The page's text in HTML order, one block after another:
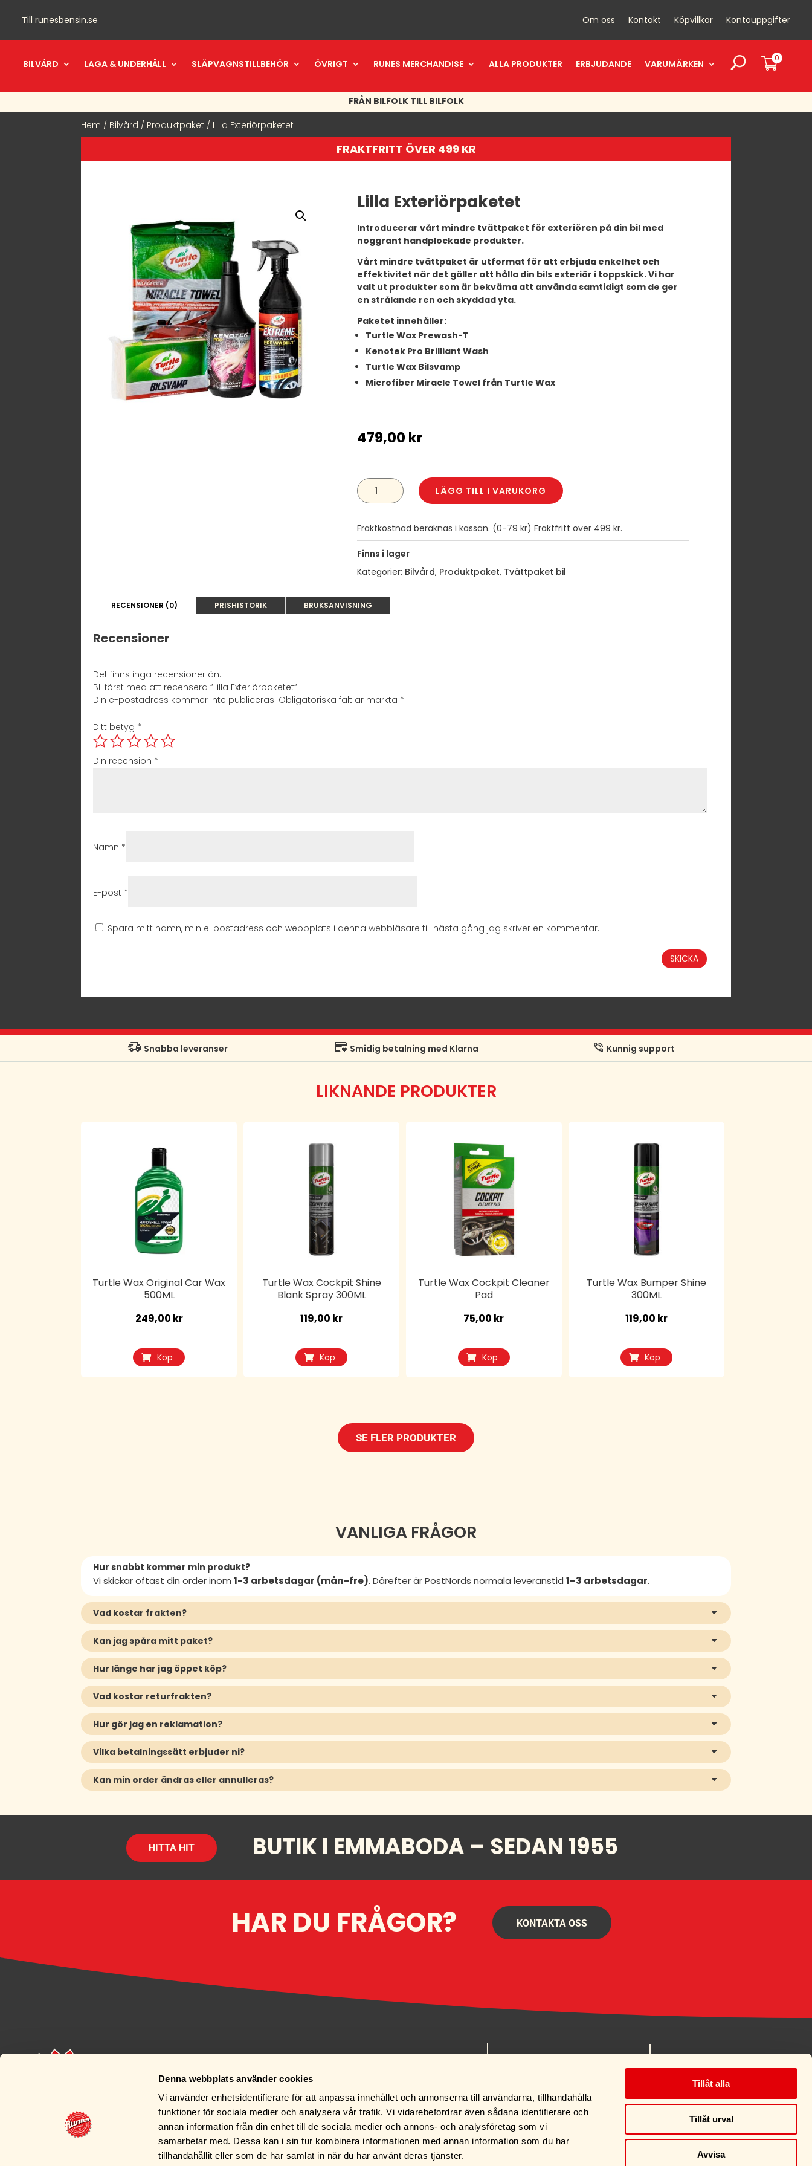
Denna webbplats använder cookies
Vi använder enhetsidentifierare för att anpassa innehållet och annonserna till användarna, tillhandahålla
funktioner för sociala medier och analysera vår trafik. Vi vidarebefordrar även sådana identifierare och
annan information från din enhet till de sociala medier och annons- och analysföretag som vi
samarbetar med. Dessa kan i sin tur kombinera informationen med annan information som du har
tillhandahållit eller som de har samlat in när du har använt deras tjänster.
Tillåt alla
Tillåt urval
Avvisa
Till runesbensin.se Om oss Kontakt Köpvillkor Kontouppgifter
BILVÅRD LAGA & UNDERHÅLL SLÄPVAGNSTILLBEHÖR ÖVRIGT RUNES MERCHANDISE ALLA PRODUKTER ERBJUDANDE VARUMÄRKEN
0
FRÅN BILFOLK TILL BILFOLK
Hem / Bilvård / Produktpaket / Lilla Exteriörpaketet
FRAKTFRITT ÖVER 499 KR
Lilla Exteriörpaketet
Introducerar vårt mindre tvättpaket för exteriören på din bil med
noggrant handplockade produkter.
Vårt mindre tvättpaket är utformat för att erbjuda enkelhet och
effektivitet när det gäller att hålla din bils exteriör i toppskick. Vi har
valt ut produkter som är bekväma att använda samtidigt som de ger
en strålande ren och skyddad yta.
Paketet innehåller:
Turtle Wax Prewash-T
Kenotek Pro Brilliant Wash
Turtle Wax Bilsvamp
Microfiber Miracle Towel från Turtle Wax
479,00 kr
LILLA
EXTERIÖRPAKETET
MÄNGD
LÄGG TILL I VARUKORG
Fraktkostnad beräknas i kassan. (0-79 kr) Fraktfritt över 499 kr.
Finns i lager
Kategorier: Bilvård, Produktpaket, Tvättpaket bil
RECENSIONER (0) PRISHISTORIK BRUKSANVISNING
Recensioner
Det finns inga recensioner än.
Bli först med att recensera ”Lilla Exteriörpaketet”
Din e-postadress kommer inte publiceras. Obligatoriska fält är märkta *
Ditt betyg *
Din recension *
Namn *
E-post *
Spara mitt namn, min e-postadress och webbplats i denna webbläsare till nästa gång jag skriver en kommentar.
Snabba leveranser Smidig betalning med Klarna Kunnig support
LIKNANDE PRODUKTER
Turtle Wax Original Car Wax
500ML
249,00 kr
Köp
Turtle Wax Cockpit Shine
Blank Spray 300ML
119,00 kr
Köp
Turtle Wax Cockpit Cleaner
Pad
75,00 kr
Köp
Turtle Wax Bumper Shine
300ML
119,00 kr
Köp
SE FLER PRODUKTER
VANLIGA FRÅGOR
Hur snabbt kommer min produkt?
Vi skickar oftast din order inom1-3 arbetsdagar (mån–fre). Därefter är PostNords normala leveranstid1–3 arbetsdagar.
Vad kostar frakten?
Kan jag spåra mitt paket?
Hur länge har jag öppet köp?
Vad kostar returfrakten?
Hur gör jag en reklamation?
Vilka betalningssätt erbjuder ni?
Kan min order ändras eller annulleras?
HITTA HIT BUTIK I EMMABODA – SEDAN 1955
HAR DU FRÅGOR? KONTAKTA OSS
MITT KONTO
KÖPVILLKOR
OM OSS
KONTAKT